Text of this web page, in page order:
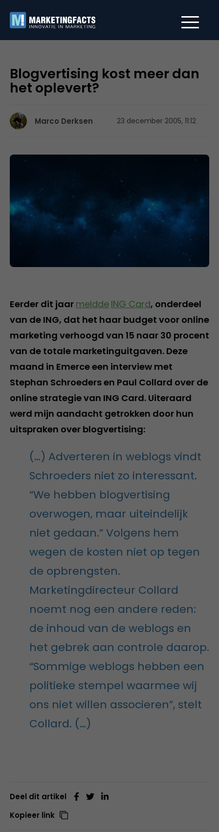
Blogvertising kost meer dan
het oplevert?
Marco Derksen 23 december 2005, 11:12
Eerder dit jaar meldde ING Card, onderdeel
van de ING, dat het haar budget voor online
marketing verhoogd van 15 naar 30 procent
van de totale marketinguitgaven. Deze
maand in Emerce een interview met
Stephan Schroeders en Paul Collard over de
online strategie van ING Card. Uiteraard
werd mijn aandacht getrokken door hun
uitspraken over blogvertising:
(…) Adverteren in weblogs vindt
Schroeders niet zo interessant.
“We hebben blogvertising
overwogen, maar uiteindelijk
niet gedaan.” Volgens hem
wegen de kosten niet op tegen
de opbrengsten.
Marketingdirecteur Collard
noemt nog een andere reden:
de inhoud van de weblogs en
het gebrek aan controle daarop.
“Sommige weblogs hebben een
politieke stempel waarmee wij
ons niet willen associeren”, stelt
Collard. (…)
Deel dit artikel
Kopieer link